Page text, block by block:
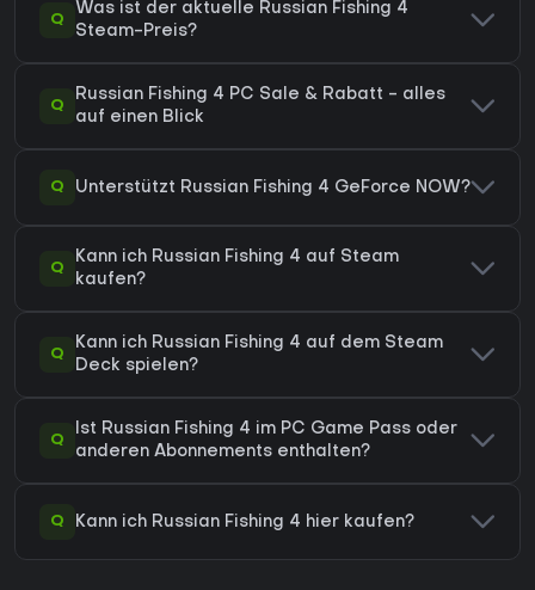
Q
Was ist der aktuelle Russian Fishing 4
Steam-Preis?
Q
Russian Fishing 4 PC Sale & Rabatt - alles
auf einen Blick
Q Unterstützt Russian Fishing 4 GeForce NOW?
Q
Kann ich Russian Fishing 4 auf Steam
kaufen?
Q
Kann ich Russian Fishing 4 auf dem Steam
Deck spielen?
Q
Ist Russian Fishing 4 im PC Game Pass oder
anderen Abonnements enthalten?
Q Kann ich Russian Fishing 4 hier kaufen?